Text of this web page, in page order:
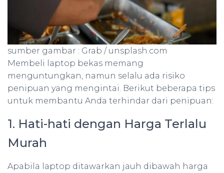
sumber gambar : Grab / unsplash.com
Membeli laptop bekas memang
menguntungkan, namun selalu ada risiko
penipuan yang mengintai. Berikut beberapa tips
untuk membantu Anda terhindar dari penipuan:
1. Hati-hati dengan Harga Terlalu
Murah
Apabila laptop ditawarkan jauh dibawah harga